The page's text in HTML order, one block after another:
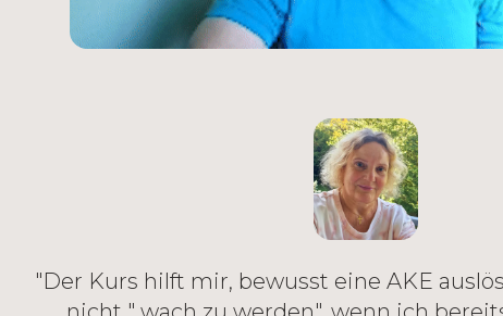
"Der Kurs hilft mir, bewusst eine AKE